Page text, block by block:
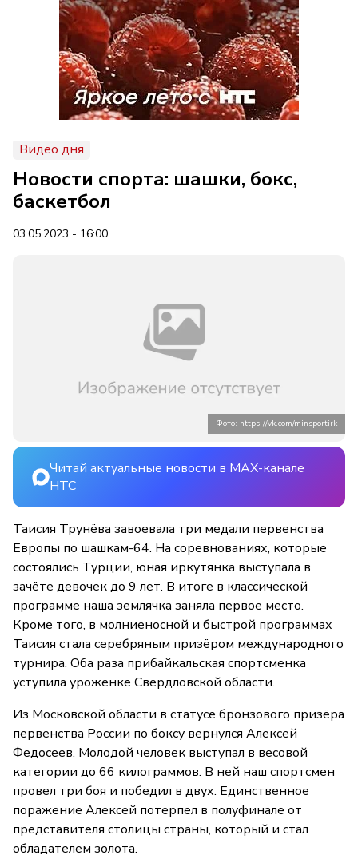
Видео дня
Новости спорта: шашки, бокс,
баскетбол
03.05.2023 - 16:00
Фото: https://vk.com/minsportirk
Читай актуальные новости в MAX-канале
НТС
Таисия Трунёва завоевала три медали первенства
Европы по шашкам-64. На соревнованиях, которые
состоялись Турции, юная иркутянка выступала в
зачёте девочек до 9 лет. В итоге в классической
программе наша землячка заняла первое место.
Кроме того, в молниеносной и быстрой программах
Таисия стала серебряным призёром международного
турнира. Оба раза прибайкальская спортсменка
уступила уроженке Свердловской области.
Из Московской области в статусе бронзового призёра
первенства России по боксу вернулся Алексей
Федосеев. Молодой человек выступал в весовой
категории до 66 килограммов. В ней наш спортсмен
провел три боя и победил в двух. Единственное
поражение Алексей потерпел в полуфинале от
представителя столицы страны, который и стал
обладателем золота.